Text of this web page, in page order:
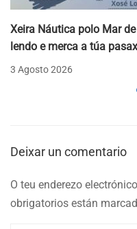
Xeira Náutica polo Mar
lendo e merca a túa
3 Agosto 2026
Deixar un comentario
O teu enderezo
obrigatorios están